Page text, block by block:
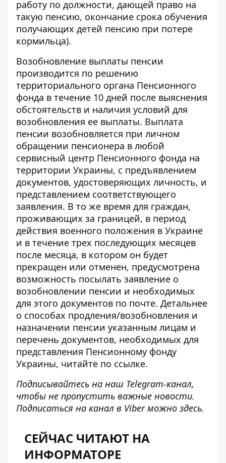
работу по должности, дающей право на
такую ​​пенсию, окончание срока обучения
получающих детей пенсию при потере
кормильца).
Возобновление выплаты пенсии
производится по решению
территориального органа Пенсионного
фонда в течение 10 дней после выяснения
обстоятельств и наличия условий для
возобновления ее выплаты. Выплата
пенсии возобновляется при личном
обращении пенсионера в любой
сервисный центр Пенсионного фонда на
территории Украины, с предъявлением
документов, удостоверяющих личность, и
представлением соответствующего
заявления. В то же время для граждан,
проживающих за границей, в период
действия военного положения в Украине
и в течение трех последующих месяцев
после месяца, в котором он будет
прекращен или отменен, предусмотрена
возможность посылать заявление о
возобновлении пенсии и необходимых
для этого документов по почте. Детальнее
о способах продления/возобновления и
назначении пенсии указанным лицам и
перечень документов, необходимых для
представления Пенсионному фонду
Украины, читайте по ссылке.
Подписывайтесь на наш Telegram-канал,
чтобы не пропустить важные новости.
Подписаться на канал в Viber можно здесь.
СЕЙЧАС ЧИТАЮТ НА
ИНФОРМАТОРЕ